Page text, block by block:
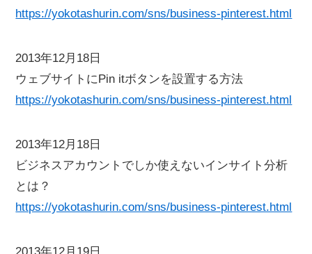
https://yokotashurin.com/sns/business-pinterest.html
2013年12月18日
ウェブサイトにPin itボタンを設置する方法
https://yokotashurin.com/sns/business-pinterest.html
2013年12月18日
ビジネスアカウントでしか使えないインサイト分析
とは？
https://yokotashurin.com/sns/business-pinterest.html